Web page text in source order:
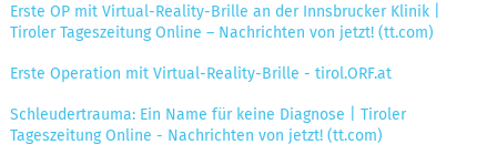
Erste OP mit Virtual-Reality-Brille an der Innsbrucker Klinik |
Tiroler Tageszeitung Online – Nachrichten von jetzt! (tt.com)
Erste Operation mit Virtual-Reality-Brille - tirol.ORF.at
Schleudertrauma: Ein Name für keine Diagnose | Tiroler
Tageszeitung Online - Nachrichten von jetzt! (tt.com)